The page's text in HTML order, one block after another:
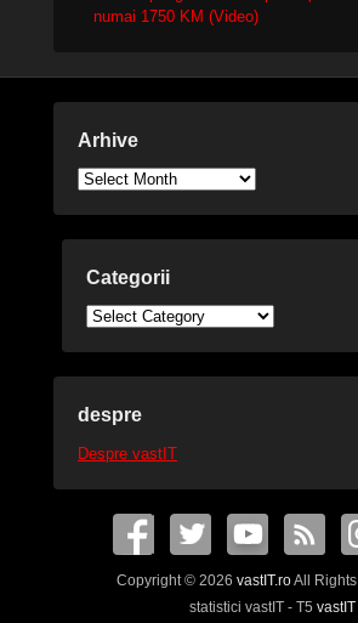
numai 1750 KM (Video)
Arhive
Arhive
Categorii
Categorii
despre
Despre vastIT
Copyright © 2026 vastIT.roAll
statistici vastIT - T5 vastIT